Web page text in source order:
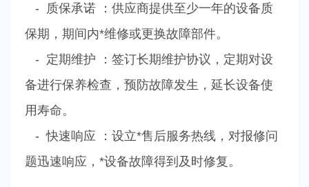
- 质保承诺 ：供应商提供至少一年的设备质
保期，期间内*维修或更换故障部件。
- 定期维护 ：签订长期维护协议，定期对设
备进行保养检查，预防故障发生，延长设备使
用寿命。
- 快速响应 ：设立*售后服务热线，对报修问
题迅速响应，*设备故障得到及时修复。